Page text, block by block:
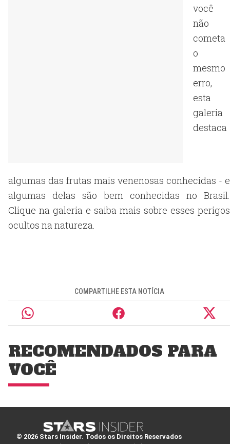
você
não
cometa
o
mesmo
erro,
esta
galeria
destaca
algumas das frutas mais venenosas conhecidas - e
algumas delas são bem conhecidas no Brasil.
Clique na galeria e saiba mais sobre esses perigos
ocultos na natureza.
COMPARTILHE ESTA NOTÍCIA
RECOMENDADOS PARA
VOCÊ
© 2026 Stars Insider. Todos os Direitos Reservados